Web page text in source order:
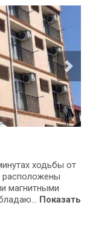
ходьбы от
расположены
магнитными
Показать